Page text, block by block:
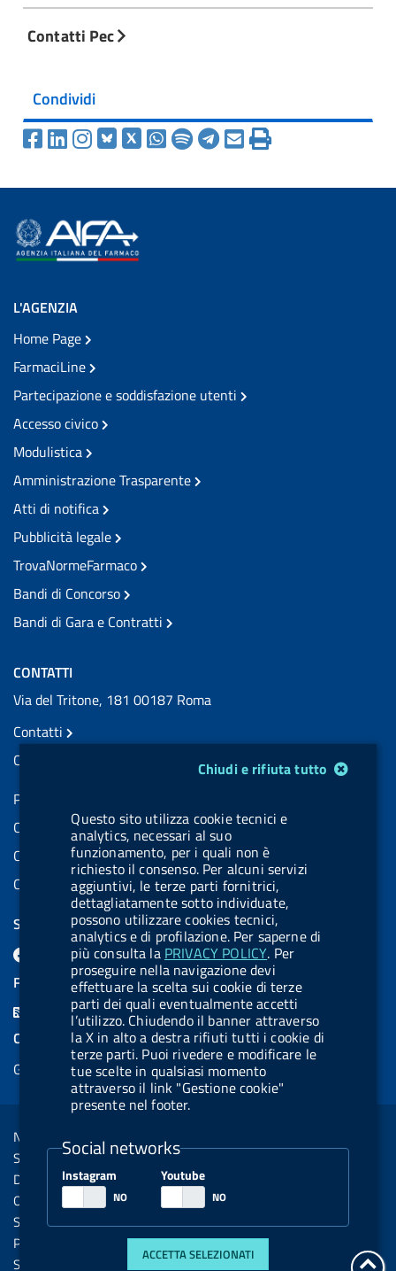
Contatti Pec
Condividi
Chiudi e rifiuta tutto
Questo sito utilizza cookie tecnici e
analytics, necessari al suo
funzionamento, per i quali non è
richiesto il consenso. Per alcuni servizi
aggiuntivi, le terze parti fornitrici,
dettagliatamente sotto individuate,
possono utilizzare cookies tecnici,
analytics e di profilazione. Per saperne di
più consulta la PRIVACY POLICY. Per
proseguire nella navigazione devi
effettuare la scelta sui cookie di terze
parti dei quali eventualmente accetti
l’utilizzo. Chiudendo il banner attraverso
la X in alto a destra rifiuti tutti i cookie di
terze parti. Puoi rivedere e modificare le
tue scelte in qualsiasi momento
attraverso il link "Gestione cookie"
presente nel footer.
Social networks
Instagram Youtube
ACCETTA SELEZIONATI
L'AGENZIA
Home Page
FarmaciLine
Partecipazione e soddisfazione utenti
Accesso civico
Modulistica
Amministrazione Trasparente
Atti di notifica
Pubblicità legale
TrovaNormeFarmaco
Bandi di Concorso
Bandi di Gara e Contratti
CONTATTI
Via del Tritone, 181 00187 Roma
Contatti
Contatti PEC
Partita IVA: 08703841000
Codice Fiscale: 97345810580
Codice IPA AIFA: aifa_rm
Codice IPA UCB: UFE1TR
SEGUICI SU
l
a
b
e
l
.
b
t
t
o
n
X
B
l
u
e
s
k
y
Y
o
u
t
u
b
e
l
a
b
e
l
.
b
t
t
o
n
.
s
FEED RSS
COOKIES
Gestione cookie
Sezione Link Utili
Note legali
Social Media Policy
Dichiarazione di accessibilità
Obiettivi di accessibilità
Statistiche sito
Privacy
Servizi Online